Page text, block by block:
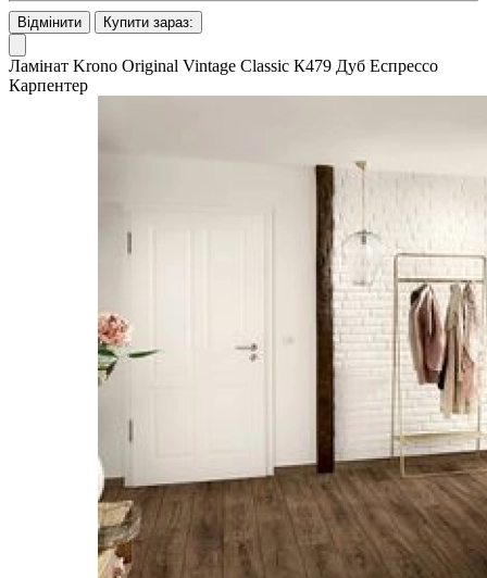
Відмінити Купити зараз:
Ламінат Krono Original Vintage Classic К479 Дуб Еспрессо
Карпентер